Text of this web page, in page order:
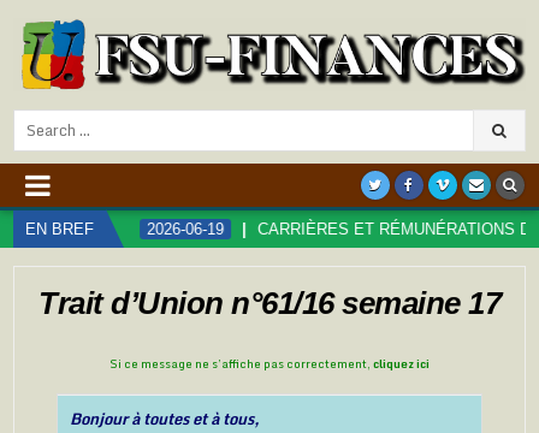
Search
for:
EN BREF
2026-06-19 CARRIÈRES ET RÉMUNÉRATIONS DANS LA
Trait d’Union n°61/16 semaine 17
Si ce message ne s’affiche pas correctement,cliquez ici
Bonjour à toutes et à tous,